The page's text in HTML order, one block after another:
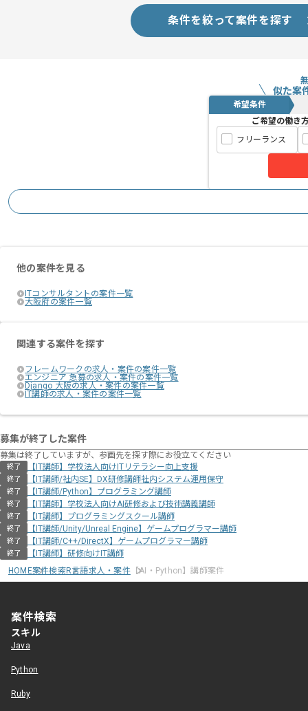
条件を絞って案件を探す
似た案
希望条件
ご希望の働き
フリーランス
他の案件を見る
ITコンサルタントの案件一覧
大阪府の案件一覧
関連する案件を探す
フレームワークの求人・案件の案件一覧
エンジニア 急募の求人・案件の案件一覧
Django 大阪の求人・案件の案件一覧
IT講師の求人・案件の案件一覧
募集が終了した案件
募集は終了していますが、参画先を探す際にお役立てください
終了 【IT講師】学校法人向けITリテラシー向上支援
終了 【IT講師/社内SE】DX研修講師社内システム運用保守
終了 【IT講師/Python】プログラミング講師
終了 【IT講師】学校法人向けAI研修および技術講義講師
終了 【IT講師】プログラミングスクール講師
終了 【IT講師/Unity/Unreal Engine】ゲームプログラマー講師
終了 【IT講師/C++/DirectX】ゲームプログラマー講師
終了
【IT講師】研修向けIT講師
HOME案件検索R言語求人・案件【AI・Python】講師案件
案件検索
スキル
Java
Python
Ruby